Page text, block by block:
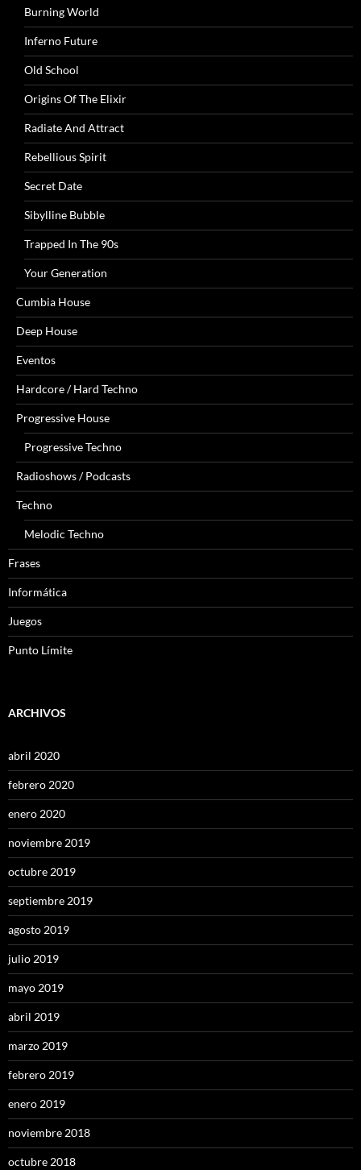
Burning World
Inferno Future
Old School
Origins Of The Elixir
Radiate And Attract
Rebellious Spirit
Secret Date
Sibylline Bubble
Trapped In The 90s
Your Generation
Cumbia House
Deep House
Eventos
Hardcore / Hard Techno
Progressive House
Progressive Techno
Radioshows / Podcasts
Techno
Melodic Techno
Frases
Informática
Juegos
Punto Límite
ARCHIVOS
abril 2020
febrero 2020
enero 2020
noviembre 2019
octubre 2019
septiembre 2019
agosto 2019
julio 2019
mayo 2019
abril 2019
marzo 2019
febrero 2019
enero 2019
noviembre 2018
octubre 2018